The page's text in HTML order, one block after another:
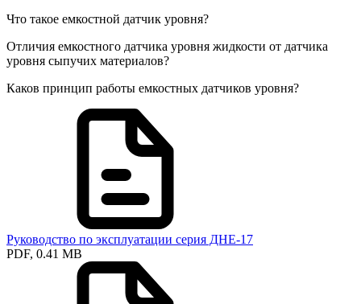
Что такое емкостной датчик уровня?
Отличия емкостного датчика уровня жидкости от датчика
уровня сыпучих материалов?
Каков принцип работы емкостных датчиков уровня?
Руководство по эксплуатации серия ДНЕ-17
PDF, 0.41 MB